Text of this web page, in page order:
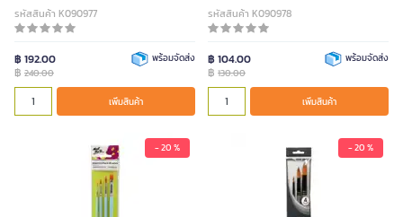
รหัสสินค้า K090977
฿ 192.00
฿ 240.00
พร้อมจัดส่ง
เพิ่มสินค้า
รหัสสินค้า K090978
฿ 104.00
฿ 130.00
พร้อมจัดส่ง
เพิ่มสินค้า
- 20 % - 20 %